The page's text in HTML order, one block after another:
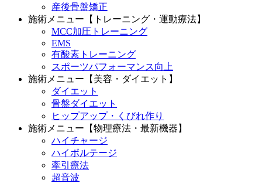
産後骨盤矯正
施術メニュー【トレーニング・運動療法】
MCC加圧トレーニング
EMS
有酸素トレーニング
スポーツパフォーマンス向上
施術メニュー【美容・ダイエット】
ダイエット
骨盤ダイエット
ヒップアップ・くびれ作り
施術メニュー【物理療法・最新機器】
ハイチャージ
ハイボルテージ
牽引療法
超音波